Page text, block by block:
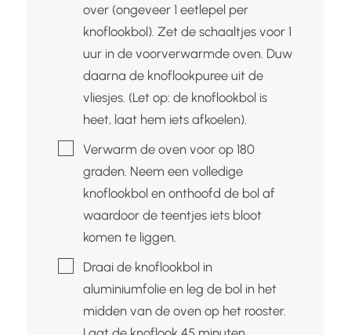
over (ongeveer 1 eetlepel per
knoflookbol). Zet de schaaltjes voor 1
uur in de voorverwarmde oven. Duw
daarna de knoflookpuree uit de
vliesjes. (Let op: de knoflookbol is
heet, laat hem iets afkoelen).
▢Verwarm de oven voor op 180
graden. Neem een volledige
knoflookbol en onthoofd de bol af
waardoor de teentjes iets bloot
komen te liggen.
▢Draai de knoflookbol in
aluminiumfolie en leg de bol in het
midden van de oven op het rooster.